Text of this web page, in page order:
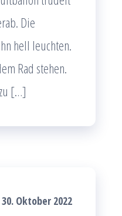
Die
hell leuchten.
Rad stehen.
[…]
30. Oktober 2022